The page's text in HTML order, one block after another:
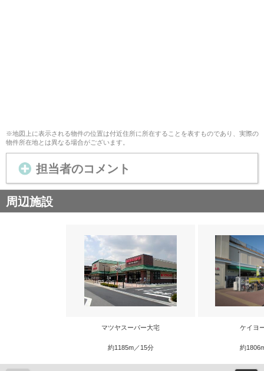
※地図上に表示される物件の位置は付近住所に所在することを表すものであり、実際の
物件所在地とは異なる場合がございます。
担当者のコメント
周辺施設
マツヤスーパー大宅
約1185m／15分
ケイヨ
約